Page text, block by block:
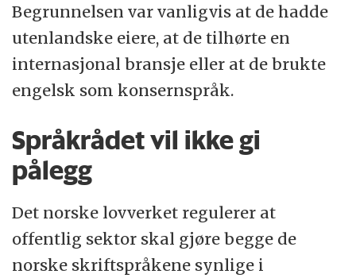
Begrunnelsen var vanligvis at de hadde
utenlandske eiere, at de tilhørte en
internasjonal bransje eller at de brukte
engelsk som konsernspråk.
Språkrådet vil ikke gi
pålegg
Det norske lovverket regulerer at
offentlig sektor skal gjøre begge de
norske skriftspråkene synlige i